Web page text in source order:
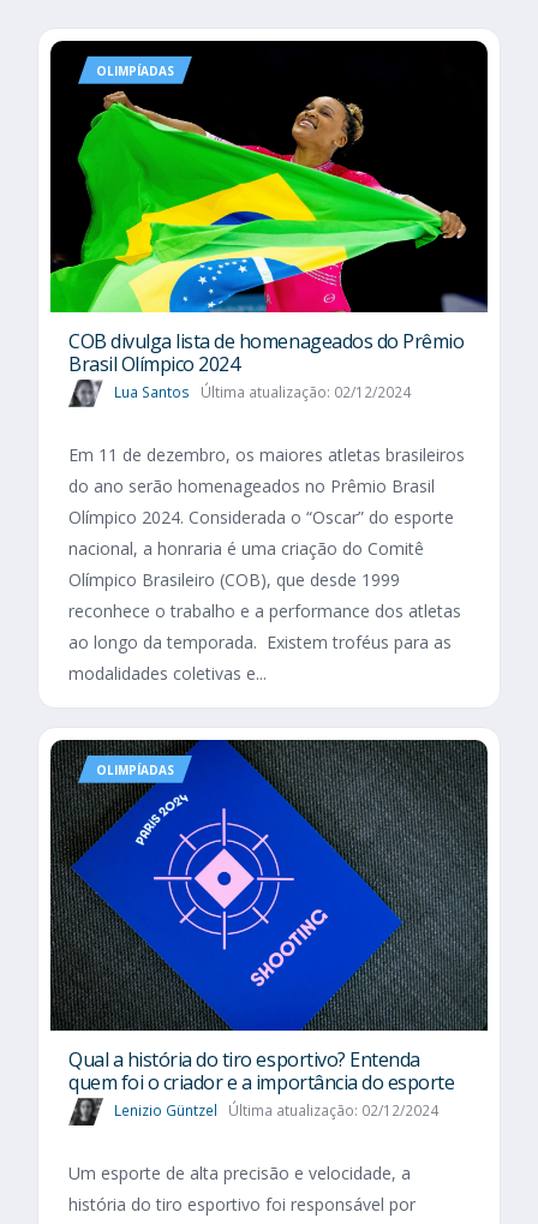
OLIMPÍADAS
COB divulga lista de homenageados do Prêmio
Brasil Olímpico 2024
Lua Santos Última atualização: 02/12/2024
Em 11 de dezembro, os maiores atletas brasileiros
do ano serão homenageados no Prêmio Brasil
Olímpico 2024. Considerada o “Oscar” do esporte
nacional, a honraria é uma criação do Comitê
Olímpico Brasileiro (COB), que desde 1999
reconhece o trabalho e a performance dos atletas
ao longo da temporada. Existem troféus para as
modalidades coletivas e...
OLIMPÍADAS
Qual a história do tiro esportivo? Entenda
quem foi o criador e a importância do esporte
Lenizio Güntzel Última atualização: 02/12/2024
Um esporte de alta precisão e velocidade, a
história do tiro esportivo foi responsável por